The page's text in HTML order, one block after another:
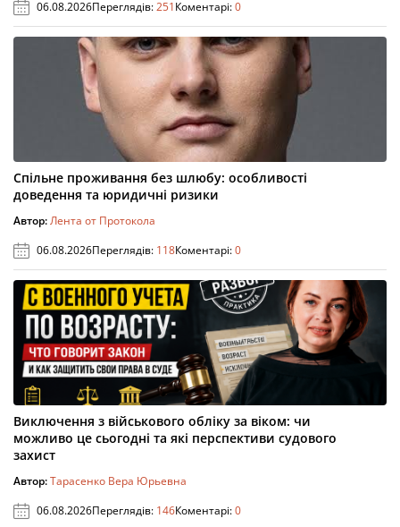
06.08.2026Переглядів:251Коментарі:0
Спільне проживання без шлюбу: особливості
доведення та юридичні ризики
Автор:Лента от Протокола
06.08.2026Переглядів: 118Коментарі:0
Виключення з військового обліку за віком: чи
можливо це сьогодні та які перспективи судового
захист
Автор:Тарасенко Вера Юрьевна
06.08.2026Переглядів: 146Коментарі:0